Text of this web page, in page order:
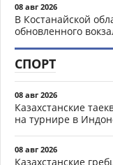
08 авг 2026
В Костанайской
обновленного
СПОРТ
08 авг 2026
Казахстанские
на турнире в
08 авг 2026
Казахстанские